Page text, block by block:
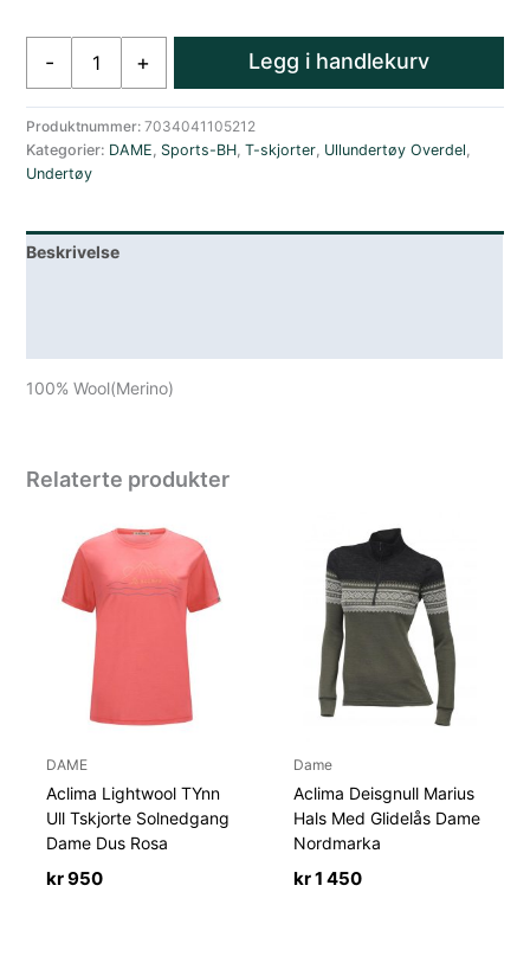
-
Lightwool
T-
Shirt
W
Oil
Blue/North
+ Legg i handlekurv
Produktnummer:7034041105212
Kategorier: DAME, Sports-BH,T-skjorter, Ullundertøy Overdel,
Undertøy
Beskrivelse
100% Wool(Merino)
Relaterte produkter
DAME
Aclima Lightwool TYnn
Ull Tskjorte Solnedgang
Dame Dus Rosa
kr950
Dame
Aclima Deisgnull Marius
Hals Med Glidelås Dame
Nordmarka
kr1 450